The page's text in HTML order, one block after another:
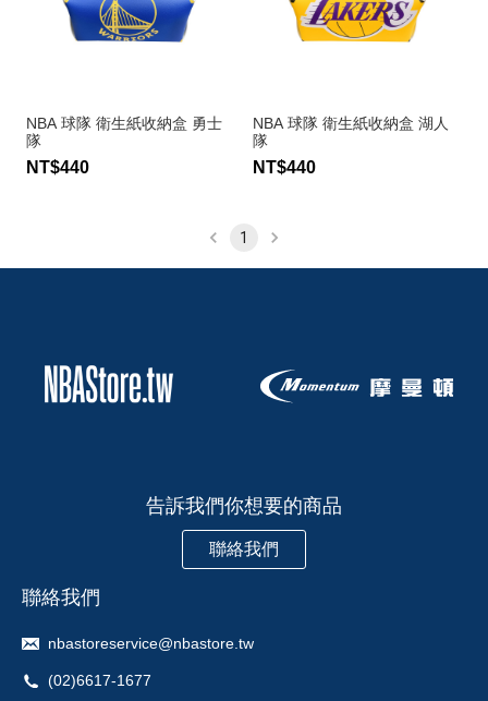
NBA 球隊 衛生紙收納盒 勇士
隊
NT$440
NBA 球隊 衛生紙收納盒 湖人
隊
NT$440
1
告訴我們你想要的商品
聯絡我們
聯絡我們
nbastoreservice@nbastore.tw
(02)6617-1677